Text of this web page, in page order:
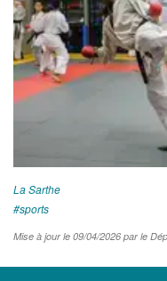
La Sarthe
sports
Mise à jour le 09/04/2026 par le